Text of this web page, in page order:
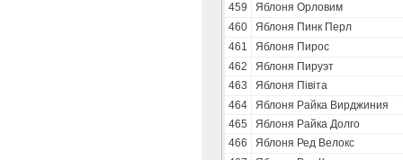
459
Яблоня Орловим
460
Яблоня Пинк Перл
461
Яблоня Пирос
462
Яблоня Пируэт
463
Яблоня Півіта
464
Яблоня Райка Вирджиния
465
Яблоня Райка Долго
466
Яблоня Ред Велокс